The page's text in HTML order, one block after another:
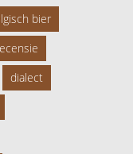
bier
dialect